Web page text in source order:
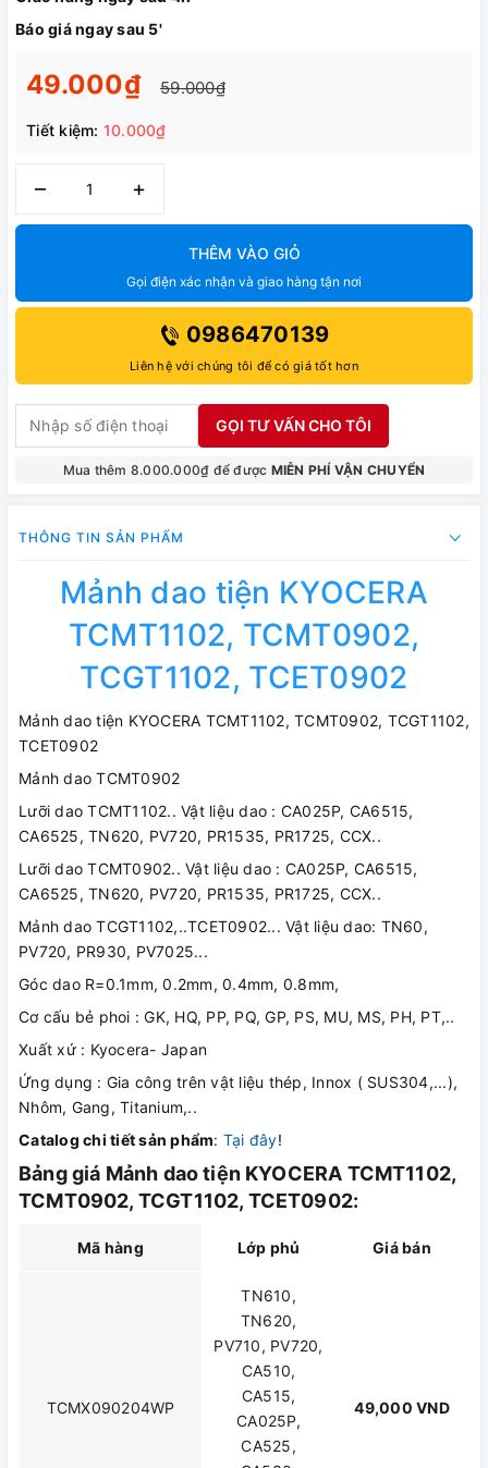
Báo giá ngay sau 5'
49.000₫ 59.000₫
Tiết kiệm: 10.000₫
– +
THÊM VÀO GIỎ
Gọi điện xác nhận và giao hàng tận nơi
0986470139
Liên hệ với chúng tôi để có giá tốt hơn
GỌI TƯ VẤN CHO TÔI
Mua thêm 8.000.000₫ để được MIỄN PHÍ VẬN CHUYỂN
THÔNG TIN SẢN PHẨM
Mảnh dao tiện KYOCERA
TCMT1102, TCMT0902,
TCGT1102, TCET0902
Mảnh dao tiện KYOCERA TCMT1102, TCMT0902, TCGT1102,
TCET0902
Mảnh dao TCMT0902
Lưỡi dao TCMT1102.. Vật liệu dao : CA025P, CA6515,
CA6525, TN620, PV720, PR1535, PR1725, CCX..
Lưỡi dao TCMT0902.. Vật liệu dao : CA025P, CA6515,
CA6525, TN620, PV720, PR1535, PR1725, CCX..
Mảnh dao TCGT1102,..TCET0902... Vật liệu dao: TN60,
PV720, PR930, PV7025...
Góc dao R=0.1mm, 0.2mm, 0.4mm, 0.8mm,
Cơ cấu bẻ phoi : GK, HQ, PP, PQ, GP, PS, MU, MS, PH, PT,..
Xuất xứ : Kyocera- Japan
Ứng dụng : Gia công trên vật liệu thép, Innox ( SUS304,...),
Nhôm, Gang, Titanium,..
Catalog chi tiết sản phẩm: Tại đây!
Bảng giá Mảnh dao tiện KYOCERA TCMT1102,
TCMT0902, TCGT1102, TCET0902:
Mã hàng Lớp phủ Giá bán
TCMX090204WP
TN610,
TN620,
PV710, PV720,
CA510,
CA515,
CA025P,
CA525,
49,000 VND